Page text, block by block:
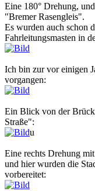
Eine 180° Drehung,
"Bremer Rasengleis".
Es wurden auch schon
Fahrleitungsmasten in
Ich bin zur vor einigen
vorgangen:
Ein Blick von der
Straße":
u
Eine rechts Drehung
und hier wurden die
vorbereitet: